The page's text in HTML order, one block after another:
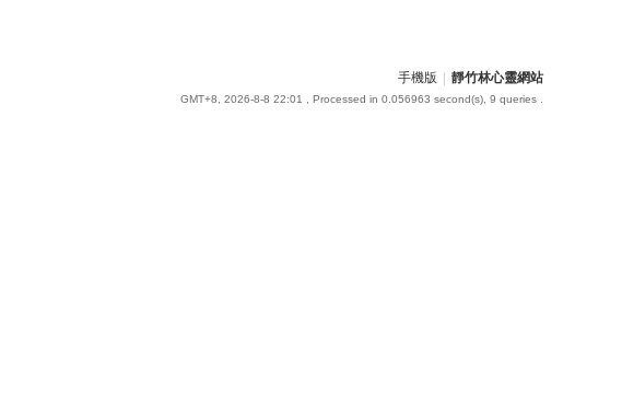
手機版 靜竹林心靈網站
GMT+8, 2026-8-8 22:01 , Processed in 0.056963 second(s), 9 queries .